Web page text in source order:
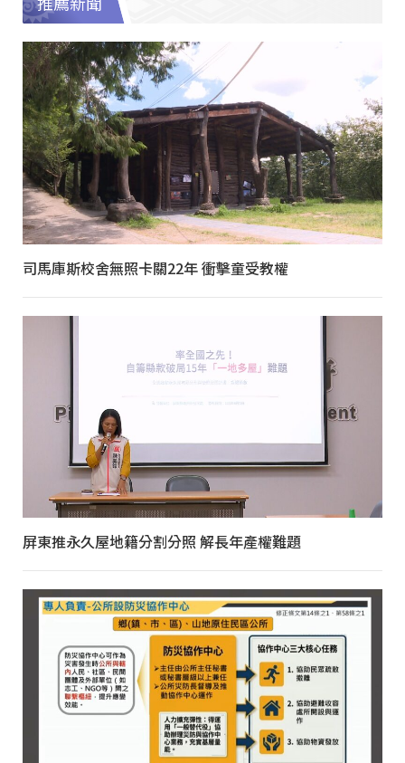
推薦新聞
司馬庫斯校舍無照卡關22年 衝擊童受教權
屏東推永久屋地籍分割分照 解長年產權難題